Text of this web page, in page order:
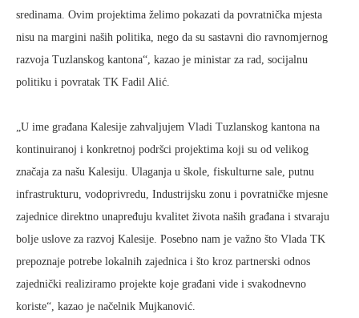
sredinama. Ovim projektima želimo pokazati da povratnička mjesta
nisu na margini naših politika, nego da su sastavni dio ravnomjernog
razvoja Tuzlanskog kantona“, kazao je ministar za rad, socijalnu
politiku i povratak TK Fadil Alić.
„U ime građana Kalesije zahvaljujem Vladi Tuzlanskog kantona na
kontinuiranoj i konkretnoj podršci projektima koji su od velikog
značaja za našu Kalesiju. Ulaganja u škole, fiskulturne sale, putnu
infrastrukturu, vodoprivredu, Industrijsku zonu i povratničke mjesne
zajednice direktno unapređuju kvalitet života naših građana i stvaraju
bolje uslove za razvoj Kalesije. Posebno nam je važno što Vlada TK
prepoznaje potrebe lokalnih zajednica i što kroz partnerski odnos
zajednički realiziramo projekte koje građani vide i svakodnevno
koriste“, kazao je načelnik Mujkanović.